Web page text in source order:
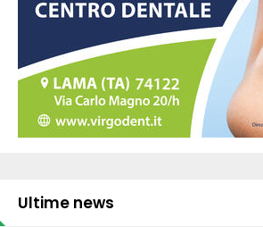
Ultime news